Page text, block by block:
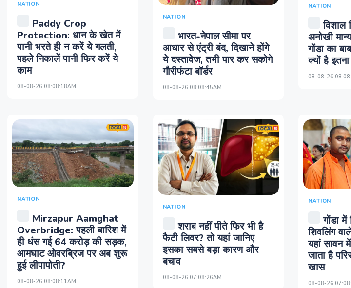
NATION
Paddy Crop
Protection: धान के खेत में
पानी भरते ही न करें ये गलती,
पहले निकालें पानी फिर करें ये
काम
08-08-26 08:08:18AM
NATION
भारत-नेपाल सीमा पर
आधार से एंट्री बंद, दिखाने होंगे
ये दस्तावेज, तभी पार कर सकोगे
गौरीफंटा बॉर्डर
08-08-26 08:08:45AM
NATION
विशाल
अनोखी
गोंडा का
क्यों है इतना
08-08-26
NATION
Mirzapur Aamghat
Overbridge: पहली बारिश में
ही धंस गई 64 करोड़ की सड़क,
आमघाट ओवरब्रिज पर अब शुरू
हुई लीपापोती?
08-08-26 08:08:11AM
NATION
शराब नहीं पीते फिर भी है
फैटी लिवर? तो यहां जानिए
इसका सबसे बड़ा कारण और
बचाव
08-08-26 07:08:26AM
NATION
गोंडा में
शिवलिंग
यहां सावन
जाता है
खास
08-08-26